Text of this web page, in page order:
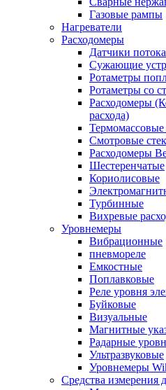
Газовые рампы
Нагреватели
Расходомеры
Датчики
Сужающие
Ротаметры
Ротаметры со
Расходомеры
расхода)
Смотровые
Расходомеры
Шестеренчатые
Кориолисовые
Турбинные
Вихревые
Уровнемеры
Вибрационные
пневмореле
Емкостные
Поплавковые
Реле уровня
Буйковые
Визуальные
Магнитные
Радарные
Ультразвуковые
Уровнемеры
Средства измерения